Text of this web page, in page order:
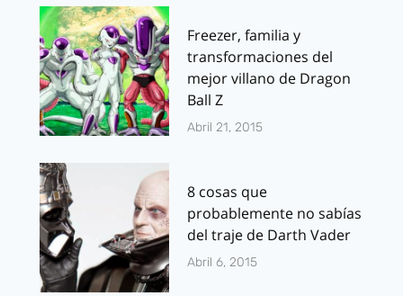
Freezer, familia y
transformaciones del
mejor villano de Dragon
Ball Z
Abril 21, 2015
8 cosas que
probablemente no sabías
del traje de Darth Vader
Abril 6, 2015